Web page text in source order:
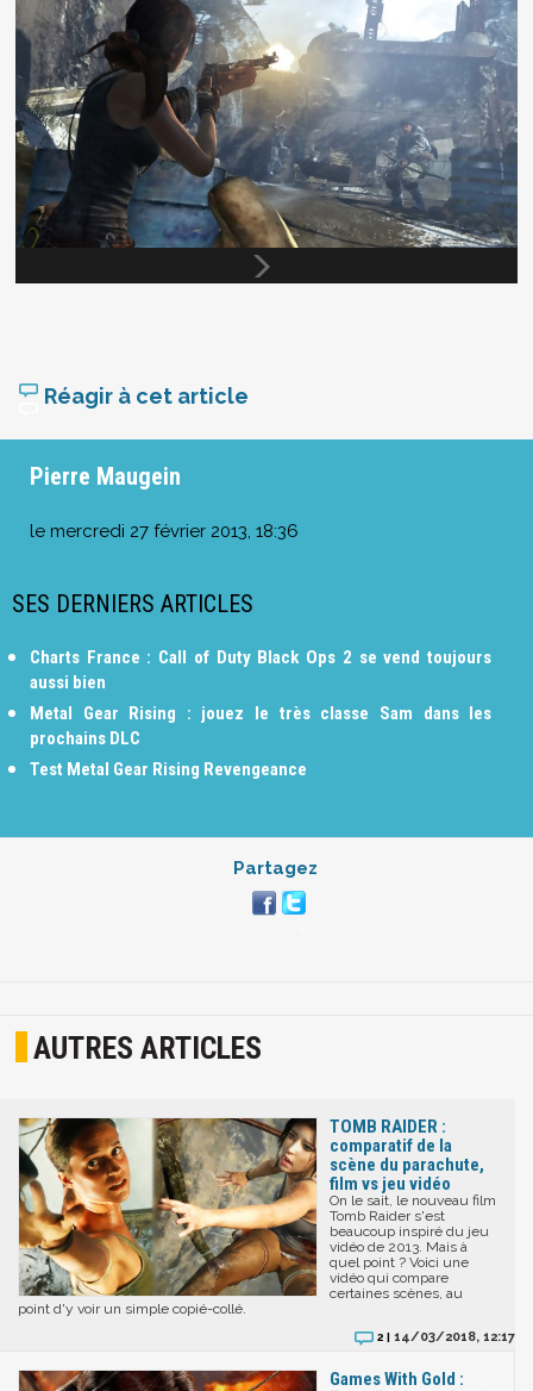
Réagir à cet article
Pierre Maugein
le mercredi 27 février 2013, 18:36
SES DERNIERS ARTICLES
Charts France : Call of Duty Black Ops 2 se vend toujours
aussi bien
Metal Gear Rising : jouez le très classe Sam dans les
prochains DLC
Test Metal Gear Rising Revengeance
Partagez
AUTRES ARTICLES
TOMB RAIDER :
comparatif de la
scène du parachute,
film vs jeu vidéo
On le sait, le nouveau film
Tomb Raider s'est
beaucoup inspiré du jeu
vidéo de 2013. Mais à
quel point ? Voici une
vidéo qui compare
certaines scènes, au
point d'y voir un simple copié-collé.
2 | 14/03/2018, 12:17
Games With Gold :